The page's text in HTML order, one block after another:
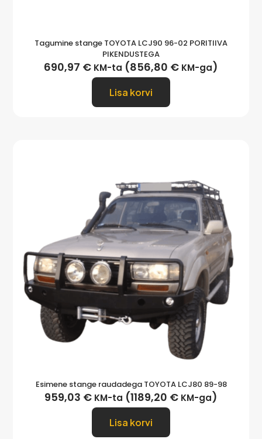
Tagumine stange TOYOTA LCJ90 96-02 PORITIIVA
PIKENDUSTEGA
690,97 € KM-ta (856,80 € KM-ga)
Lisa korvi
Esimene stange raudadega TOYOTA LCJ80 89-98
959,03 € KM-ta (1189,20 € KM-ga)
Lisa korvi